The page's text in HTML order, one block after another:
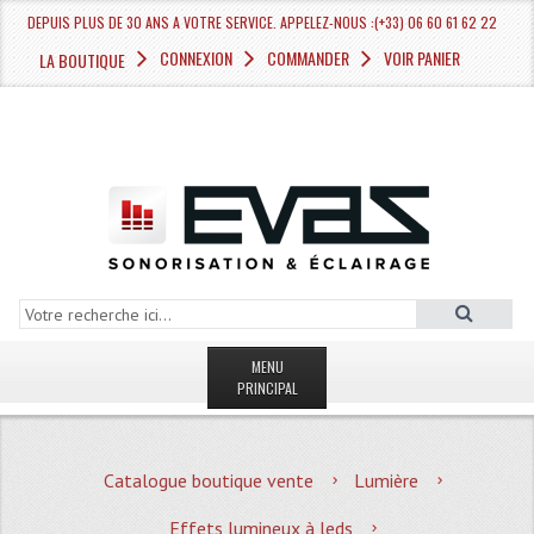
DEPUIS PLUS DE 30 ANS A VOTRE SERVICE. APPELEZ-NOUS :(+33) 06 60 61 62 22
LA BOUTIQUE CONNEXION COMMANDER VOIR PANIER
MENU
PRINCIPAL
MAGASIN
Catalogue boutique vente
Lumière
Effets lumineux à leds